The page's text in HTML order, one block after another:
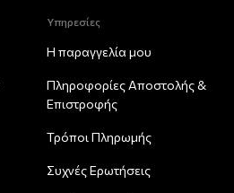
Υπηρεσίες
Η παραγγελία μου
Πληροφορίες Αποστολής &
Eπιστροφής
Τρόποι Πληρωμής
Συχνές Ερωτήσεις